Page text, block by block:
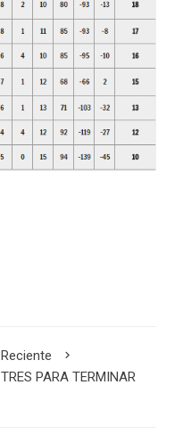
Reciente
TRES PARA TERMINAR